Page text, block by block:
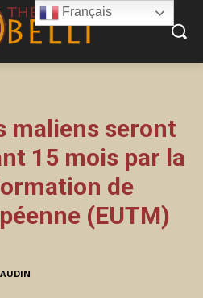
maliens seront
15 mois par la
de
(EUTM)
Français